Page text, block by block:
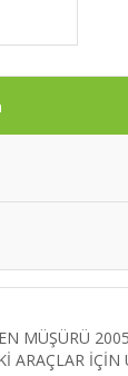
MÜŞÜRÜ
ARAÇLAR İÇİN